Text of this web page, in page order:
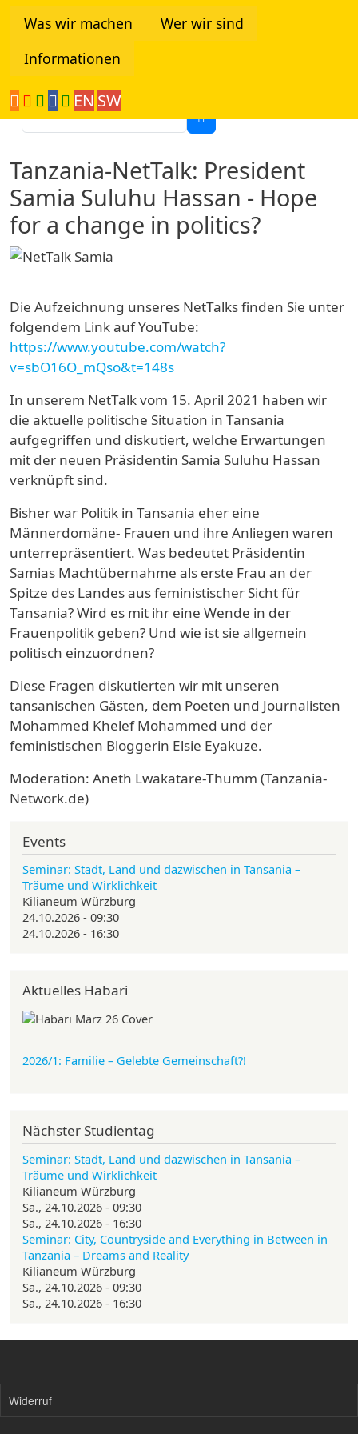
Was wir machen
Wer wir sind
Informationen
EN SW
Suche
Tanzania-NetTalk: President
Samia Suluhu Hassan - Hope
for a change in politics?
Die Aufzeichnung unseres NetTalks finden Sie unter
folgendem Link auf YouTube:
https://www.youtube.com/watch?
v=sbO16O_mQso&t=148s
In unserem NetTalk vom 15. April 2021 haben wir
die aktuelle politische Situation in Tansania
aufgegriffen und diskutiert, welche Erwartungen
mit der neuen Präsidentin Samia Suluhu Hassan
verknüpft sind.
Bisher war Politik in Tansania eher eine
Männerdomäne- Frauen und ihre Anliegen waren
unterrepräsentiert. Was bedeutet Präsidentin
Samias Machtübernahme als erste Frau an der
Spitze des Landes aus feministischer Sicht für
Tansania? Wird es mit ihr eine Wende in der
Frauenpolitik geben? Und wie ist sie allgemein
politisch einzuordnen?
Diese Fragen diskutierten wir mit unseren
tansanischen Gästen, dem Poeten und Journalisten
Mohammed Khelef Mohammed und der
feministischen Bloggerin Elsie Eyakuze.
Moderation: Aneth Lwakatare-Thumm (Tanzania-
Network.de)
Events
Seminar: Stadt, Land und dazwischen in Tansania –
Träume und Wirklichkeit
Kilianeum Würzburg
24.10.2026 - 09:30
24.10.2026 - 16:30
Aktuelles Habari
2026/1: Familie – Gelebte Gemeinschaft?!
Nächster Studientag
Seminar: Stadt, Land und dazwischen in Tansania –
Träume und Wirklichkeit
Kilianeum Würzburg
Sa., 24.10.2026 - 09:30
Sa., 24.10.2026 - 16:30
Seminar: City, Countryside and Everything in Between in
Tanzania – Dreams and Reality
Kilianeum Würzburg
Sa., 24.10.2026 - 09:30
Sa., 24.10.2026 - 16:30
Widerruf